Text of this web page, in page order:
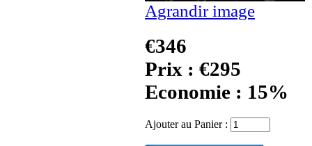
Agrandir image
€346
Prix : €295
Economie : 15%
Ajouter au Panier :